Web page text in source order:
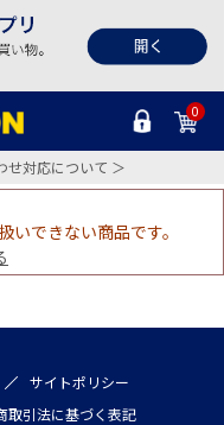
0
せ対応について ＞
できない商品です。
サイトポリシー
取引法に基づく表記